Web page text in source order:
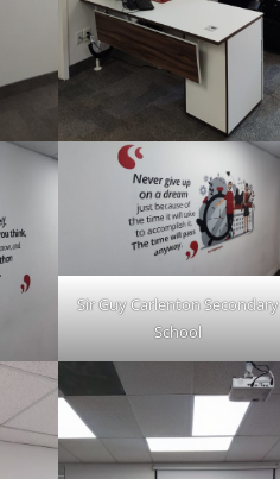
Sir Guy Carlenton Secondary
School